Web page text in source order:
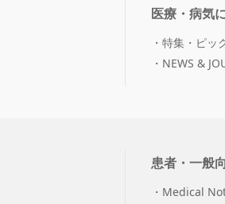
医療・病気
特集・ピッ
NEWS &
患者・一般
Medical